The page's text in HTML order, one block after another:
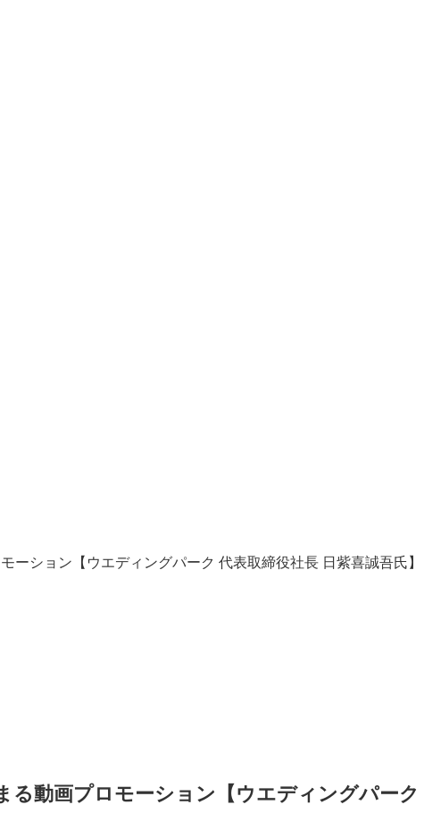
ーション【ウエディングパーク 代表取締役社長 日紫喜誠吾氏】
る動画プロモーション【ウエディングパーク